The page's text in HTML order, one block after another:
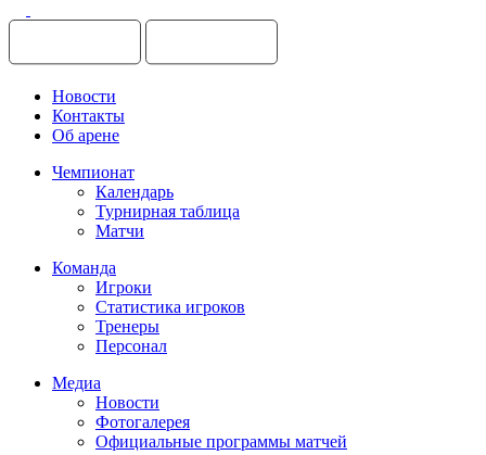
Новости
Контакты
Об арене
Чемпионат
Календарь
Турнирная таблица
Матчи
Команда
Игроки
Статистика игроков
Тренеры
Персонал
Медиа
Новости
Фотогалерея
Официальные программы матчей